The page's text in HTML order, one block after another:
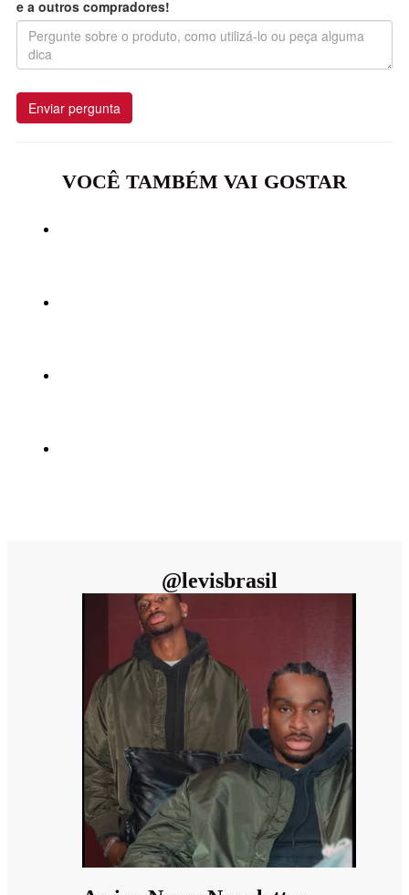
e a outros compradores!
Enviar pergunta
VOCÊ TAMBÉM VAI GOSTAR
@levisbrasil